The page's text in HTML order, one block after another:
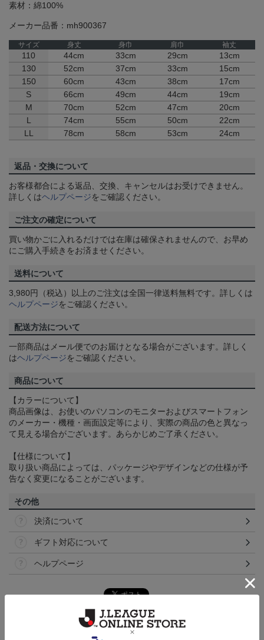
素材：綿100%
メーカー品番：mh900367
サイズ 身丈 身巾 肩巾 袖丈
110 44cm 33cm 29cm
13cm
130
52cm 37cm 33cm
15cm
150
60cm 43cm 38cm
17cm
S
66cm 49cm 44cm
19cm
M
70cm 52cm 47cm
20cm
L
74cm 55cm 50cm
22cm
LL
78cm 58cm 53cm 24cm
返品・交換について
お客様都合による返品、交換、キャンセルはお受けできません。
詳しくはヘルプページをご確認ください。
ご注文の確定について
買い物かごに入れるだけでは在庫は確保されませんので、お早め
にご購入手続きをお済ませください。
送料について
3,980円（税込）以上のご注文は全国一律送料無料です。詳しくは
ヘルプページをご確認ください。
配送方法について
一部商品はメール便でのお届けとなる場合がございます。詳しく
はヘルプページをご確認ください。
商品について
【カラーについて】
商品画像は、お使いのパソコンのモニターおよびスマートフォン
のメーカー・機種・画面設定等により、実際の商品の色と異なっ
て見える場合がございます。あらかじめご了承ください。
【仕様について】
取り扱い商品によっては、パッケージやデザインなどの仕様が予
告なく変更になることがございます。
その他
決済について
ギフト対応について
ヘルプページ